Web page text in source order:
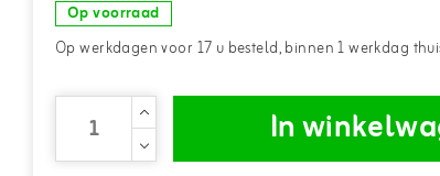
Op voorraad
Op werkdagen voor 17 u besteld, binnen 1 werkdag
In